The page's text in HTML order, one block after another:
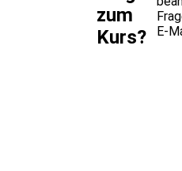
zum
Kurs?
E-